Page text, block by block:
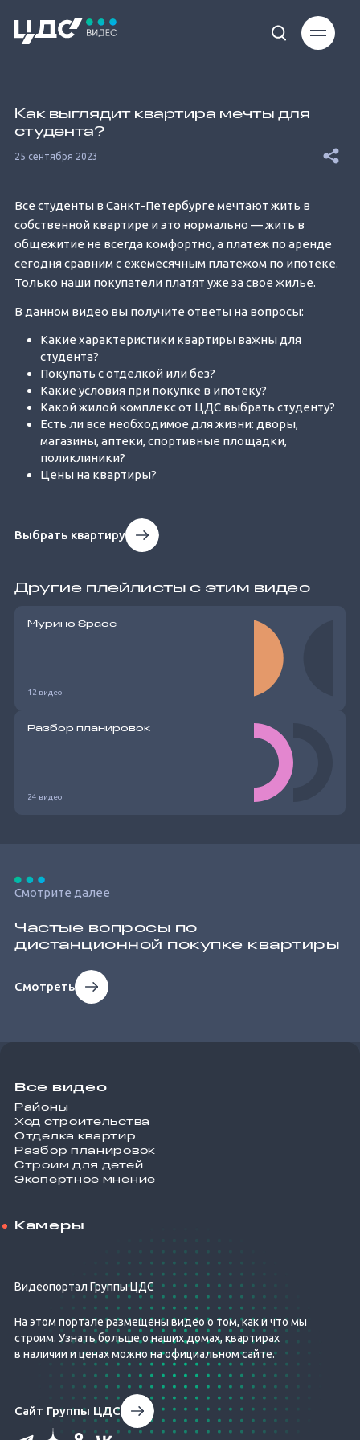
3.86%
Как выглядит квартира мечты для
студента?
25 сентября 2023
Все студенты в Санкт-Петербурге мечтают жить в
собственной квартире и это нормально — жить в
общежитие не всегда комфортно, а платеж по аренде
сегодня сравним с ежемесячным платежом по ипотеке.
Только наши покупатели платят уже за свое жилье.
В данном видео вы получите ответы на вопросы:
Какие характеристики квартиры важны для
студента?
Покупать с отделкой или без?
Какие условия при покупке в ипотеку?
Какой жилой комплекс от ЦДС выбрать студенту?
Есть ли все необходимое для жизни: дворы,
магазины, аптеки, спортивные площадки,
поликлиники?
Цены на квартиры?
Выбрать квартиру
Другие плейлисты с этим видео
Мурино Space
12 видео
Разбор планировок
24 видео
Смотрите далее
Частые вопросы по
дистанционной покупке квартиры
Смотреть
Все видео
Районы
Ход строительства
Отделка квартир
Разбор планировок
Строим для детей
Экспертное мнение
Камеры
Видеопортал Группы ЦДС
На этом портале размещены видео о том, как и что мы
строим. Узнать больше о наших домах, квартирах
в наличии и ценах можно на официальном сайте.
Сайт Группы ЦДС